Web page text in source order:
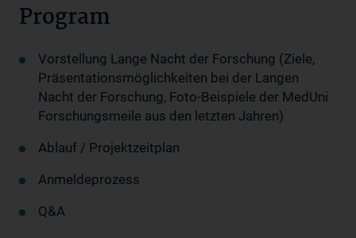
Program
Vorstellung Lange Nacht der Forschung (Ziele,
Präsentationsmöglichkeiten bei der Langen
Nacht der Forschung, Foto-Beispiele der MedUni
Forschungsmeile aus den letzten Jahren)
Ablauf / Projektzeitplan
Anmeldeprozess
Q&A